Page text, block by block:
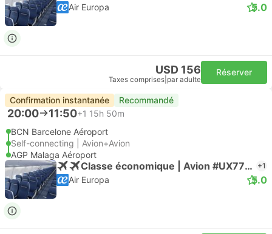
Air Europa 5.0
USD 156
Taxes comprises par adulte
Réserver
Confirmation instantanée Recommandé
20:00 11:50+1 15h 50m
BCN Barcelone Aéroport
Self-connecting | Avion+Avion
AGP Malaga Aéroport
Classe économique | Avion #UX7708 +1
Air Europa 5.0